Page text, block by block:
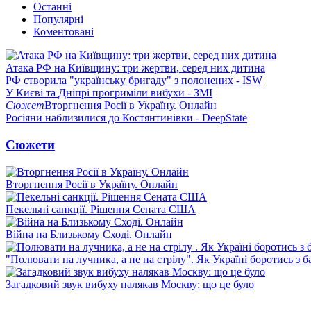
Останні
Популярні
Коментовані
Атака РФ на Київщину: три жертви, серед них дитина
РФ створила "українську бригаду" з полонених - ISW
У Києві та Дніпрі прогриміли вибухи - ЗМІ
СюжетВторгнення Росії в Україну. Онлайн
Росіяни наблизилися до Костянтинівки - DeepState
Сюжети
Вторгнення Росії в Україну. Онлайн
Пекельні санкції. Рішення Сената США
Війна на Близькому Сході. Онлайн
"Полювати на лучника, а не на стрілу". Як Україні боротись з
Загадковий звук вибуху налякав Москву: що це було